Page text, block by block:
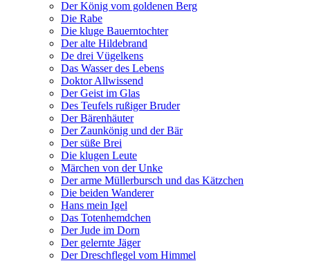
Der König vom goldenen Berg
Die Rabe
Die kluge Bauerntochter
Der alte Hildebrand
De drei Vügelkens
Das Wasser des Lebens
Doktor Allwissend
Der Geist im Glas
Des Teufels rußiger Bruder
Der Bärenhäuter
Der Zaunkönig und der Bär
Der süße Brei
Die klugen Leute
Märchen von der Unke
Der arme Müllerbursch und das Kätzchen
Die beiden Wanderer
Hans mein Igel
Das Totenhemdchen
Der Jude im Dorn
Der gelernte Jäger
Der Dreschflegel vom Himmel